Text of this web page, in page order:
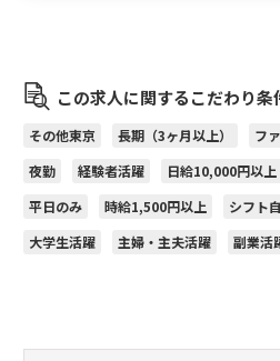
この求人に関するこだわり条
その他東京 長期（3ヶ月以上）
フ
夜勤
経験者活躍 日給10,000円以上
平日のみ
時給1,500円以上 シフト
大学生活躍
主婦・主夫活躍 副業活